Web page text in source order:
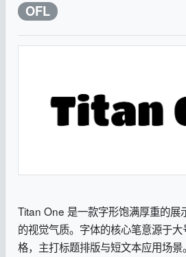
OFL
Titan One 是一款字形饱满厚重的展
的视觉气质。字体的核心笔意源于
格，主打标题排版与短文本应用场景。